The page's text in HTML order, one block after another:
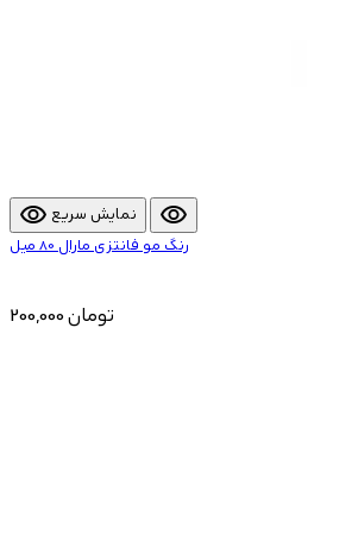
visibility نمایش سریع visibility
رنگ مو فانتزی مارال 80 میل
200,000 تومان